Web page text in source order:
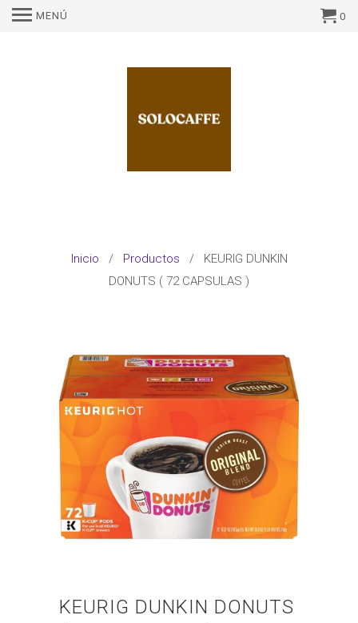
MENÚ 0
Inicio / Productos
/ KEURIG DUNKIN
DONUTS ( 72 CAPSULAS )
KEURIG DUNKIN DONUTS